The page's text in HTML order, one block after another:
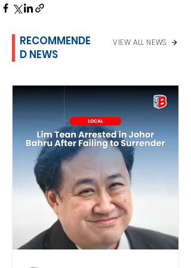
RECOMMENDE
D NEWS
VIEW ALL NEWS